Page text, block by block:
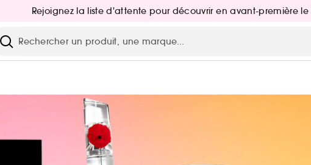
Rejoignez la liste d'attente pour découvrir en avant-première le
Recherche